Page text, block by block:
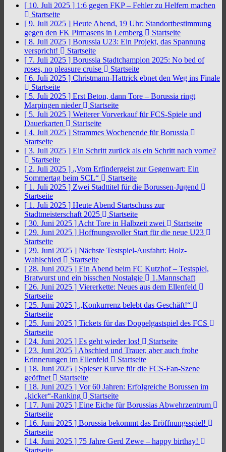
[ 10. Juli 2025 ] 1:6 gegen FKP – Fehler zu Helfern machen
Startseite
[ 9. Juli 2025 ] Heute Abend, 19 Uhr: Standortbestimmung
gegen den FK Pirmasens in Lemberg
Startseite
[ 8. Juli 2025 ] Borussia U23: Ein Projekt, das Spannung
verspricht!
Startseite
[ 7. Juli 2025 ] Borussia Stadtchampion 2025: No bed of
roses, no pleasure cruise
Startseite
[ 6. Juli 2025 ] Christmann-Hattrick ebnet den Weg ins Finale
Startseite
[ 5. Juli 2025 ] Erst Beton, dann Tore – Borussia ringt
Marpingen nieder
Startseite
[ 5. Juli 2025 ] Weiterer Vorverkauf für FCS-Spiele und
Dauerkarten
Startseite
[ 4. Juli 2025 ] Strammes Wochenende für Borussia
Startseite
[ 3. Juli 2025 ] Ein Schritt zurück als ein Schritt nach vorne?
Startseite
[ 2. Juli 2025 ] „Vom Erfindergeist zur Gegenwart: Ein
Sommertag beim SCL“
Startseite
[ 1. Juli 2025 ] Zwei Stadttitel für die Borussen-Jugend
Startseite
[ 1. Juli 2025 ] Heute Abend Startschuss zur
Stadtmeisterschaft 2025
Startseite
[ 30. Juni 2025 ] Acht Tore in Halbzeit zwei
Startseite
[ 29. Juni 2025 ] Hoffnungsvoller Start für die neue U23
Startseite
[ 29. Juni 2025 ] Nächste Testspiel-Ausfahrt: Holz-
Wahlschied
Startseite
[ 28. Juni 2025 ] Ein Abend beim FC Kutzhof – Testspiel,
Bratwurst und ein bisschen Nostalgie
1.Mannschaft
[ 26. Juni 2025 ] Viererkette: Neues aus dem Ellenfeld
Startseite
[ 25. Juni 2025 ] „Konkurrenz belebt das Geschäft!“
Startseite
[ 25. Juni 2025 ] Tickets für das Doppelgastspiel des FCS
Startseite
[ 24. Juni 2025 ] Es geht wieder los!
Startseite
[ 23. Juni 2025 ] Abschied und Trauer, aber auch frohe
Erinnerungen im Ellenfeld
Startseite
[ 18. Juni 2025 ] Spieser Kurve für die FCS-Fan-Szene
geöffnet
Startseite
[ 18. Juni 2025 ] Vor 60 Jahren: Erfolgreiche Borussen im
„kicker“-Ranking
Startseite
[ 17. Juni 2025 ] Eine Eiche für Borussias Abwehrzentrum
Startseite
[ 16. Juni 2025 ] Borussia bekommt das Eröffnungsspiel!
Startseite
[ 14. Juni 2025 ] 75 Jahre Gerd Zewe – happy birthay!
Startseite